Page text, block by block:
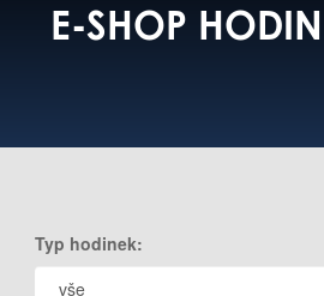
E-SHOP
Typ hodinek: